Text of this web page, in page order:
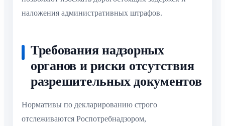
наложения административных штрафов.
Требования надзорных
органов и риски отсутствия
разрешительных документов
Нормативы по декларированию строго
отслеживаются Роспотребнадзором,